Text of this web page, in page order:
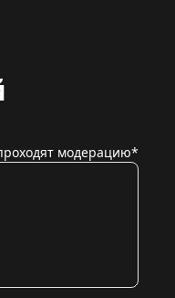
модерацию*